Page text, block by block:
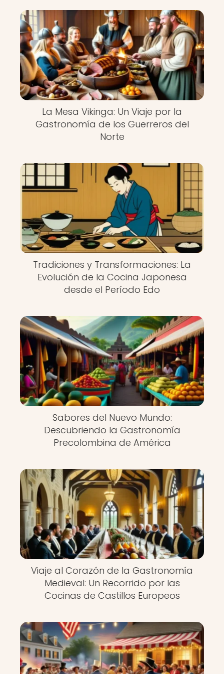
La Mesa Vikinga: Un Viaje por la
Gastronomía de los Guerreros del
Norte
Tradiciones y Transformaciones: La
Evolución de la Cocina Japonesa
desde el Período Edo
Sabores del Nuevo Mundo:
Descubriendo la Gastronomía
Precolombina de América
Viaje al Corazón de la Gastronomía
Medieval: Un Recorrido por las
Cocinas de Castillos Europeos